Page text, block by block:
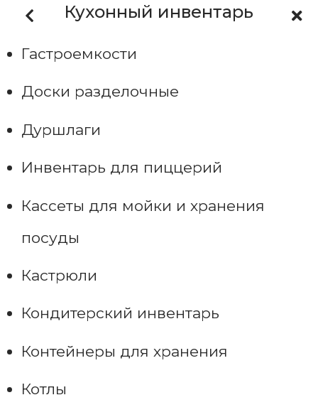
Кухонный инвентарь
Гастроемкости
Доски разделочные
Дуршлаги
Инвентарь для пиццерий
Кассеты для мойки и хранения
посуды
Кастрюли
Кондитерский инвентарь
Контейнеры для хранения
Котлы